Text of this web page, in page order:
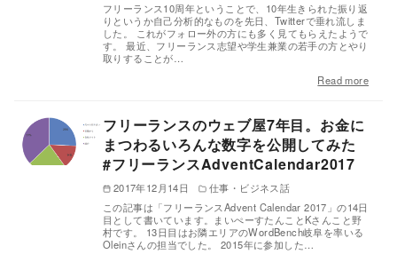
フリーランス10周年ということで、10年生きられた振り返
りというか自己分析的なものを先日、Twitterで垂れ流しま
した。 これがフォロー外の方にも多く見てもらえたようで
す。 最近、フリーランス志望や学生兼業の若手の方とやり
取りすることが…
Read more
フリーランスのウェブ屋7年目。お金に
まつわるいろんな数字を公開してみた
#フリーランスAdventCalendar2017
2017年12月14日
仕事・ビジネス話
この記事は「フリーランスAdvent Calendar 2017」の14日
目として書いています。まいぺーすたんことKさんこと野
村です。 13日目はお隣エリアのWordBench岐阜を率いる
Oleinさんの担当でした。 2015年に参加した…